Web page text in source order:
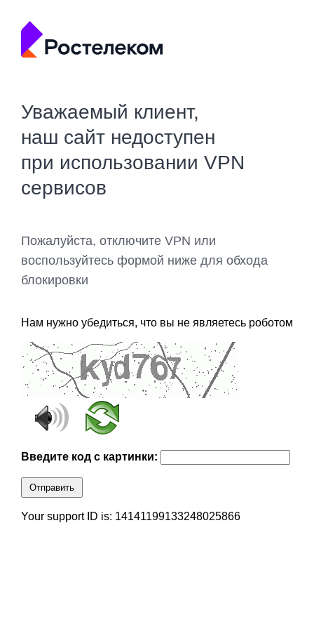
Уважаемый клиент,
наш сайт недоступен
при использовании VPN
сервисов
Пожалуйста, отключите VPN или
воспользуйтесь формой ниже для обхода
блокировки
Нам нужно убедиться, что вы не являетесь роботом
Введите код с картинки:
Отправить
Your support ID is: 14141199133248025866